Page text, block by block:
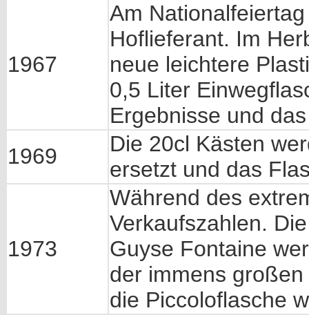
1967
Am
Hoflieferant. Im
neue leichtere
0,5 Liter
Ergebnisse und
1969
Die 20cl Kästen
ersetzt und das
1973
Während des
Verkaufszahlen.
Guyse Fontaine
der immens
die Piccoloflasche